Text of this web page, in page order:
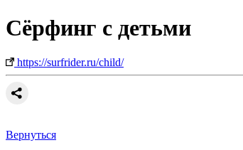
Сёрфинг с детьми
https://surfrider.ru/child/
Вернуться